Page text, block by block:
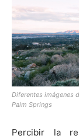
Diferentes imágenes
Palm Springs
Percibir la